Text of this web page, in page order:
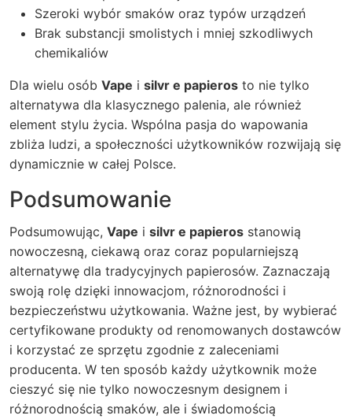
Szeroki wybór smaków oraz typów urządzeń
Brak substancji smolistych i mniej szkodliwych
chemikaliów
Dla wielu osób Vape i silvr e papieros to nie tylko
alternatywa dla klasycznego palenia, ale również
element stylu życia. Wspólna pasja do wapowania
zbliża ludzi, a społeczności użytkowników rozwijają się
dynamicznie w całej Polsce.
Podsumowanie
Podsumowując, Vape i silvr e papieros stanowią
nowoczesną, ciekawą oraz coraz popularniejszą
alternatywę dla tradycyjnych papierosów. Zaznaczają
swoją rolę dzięki innowacjom, różnorodności i
bezpieczeństwu użytkowania. Ważne jest, by wybierać
certyfikowane produkty od renomowanych dostawców
i korzystać ze sprzętu zgodnie z zaleceniami
producenta. W ten sposób każdy użytkownik może
cieszyć się nie tylko nowoczesnym designem i
różnorodnością smaków, ale i świadomością